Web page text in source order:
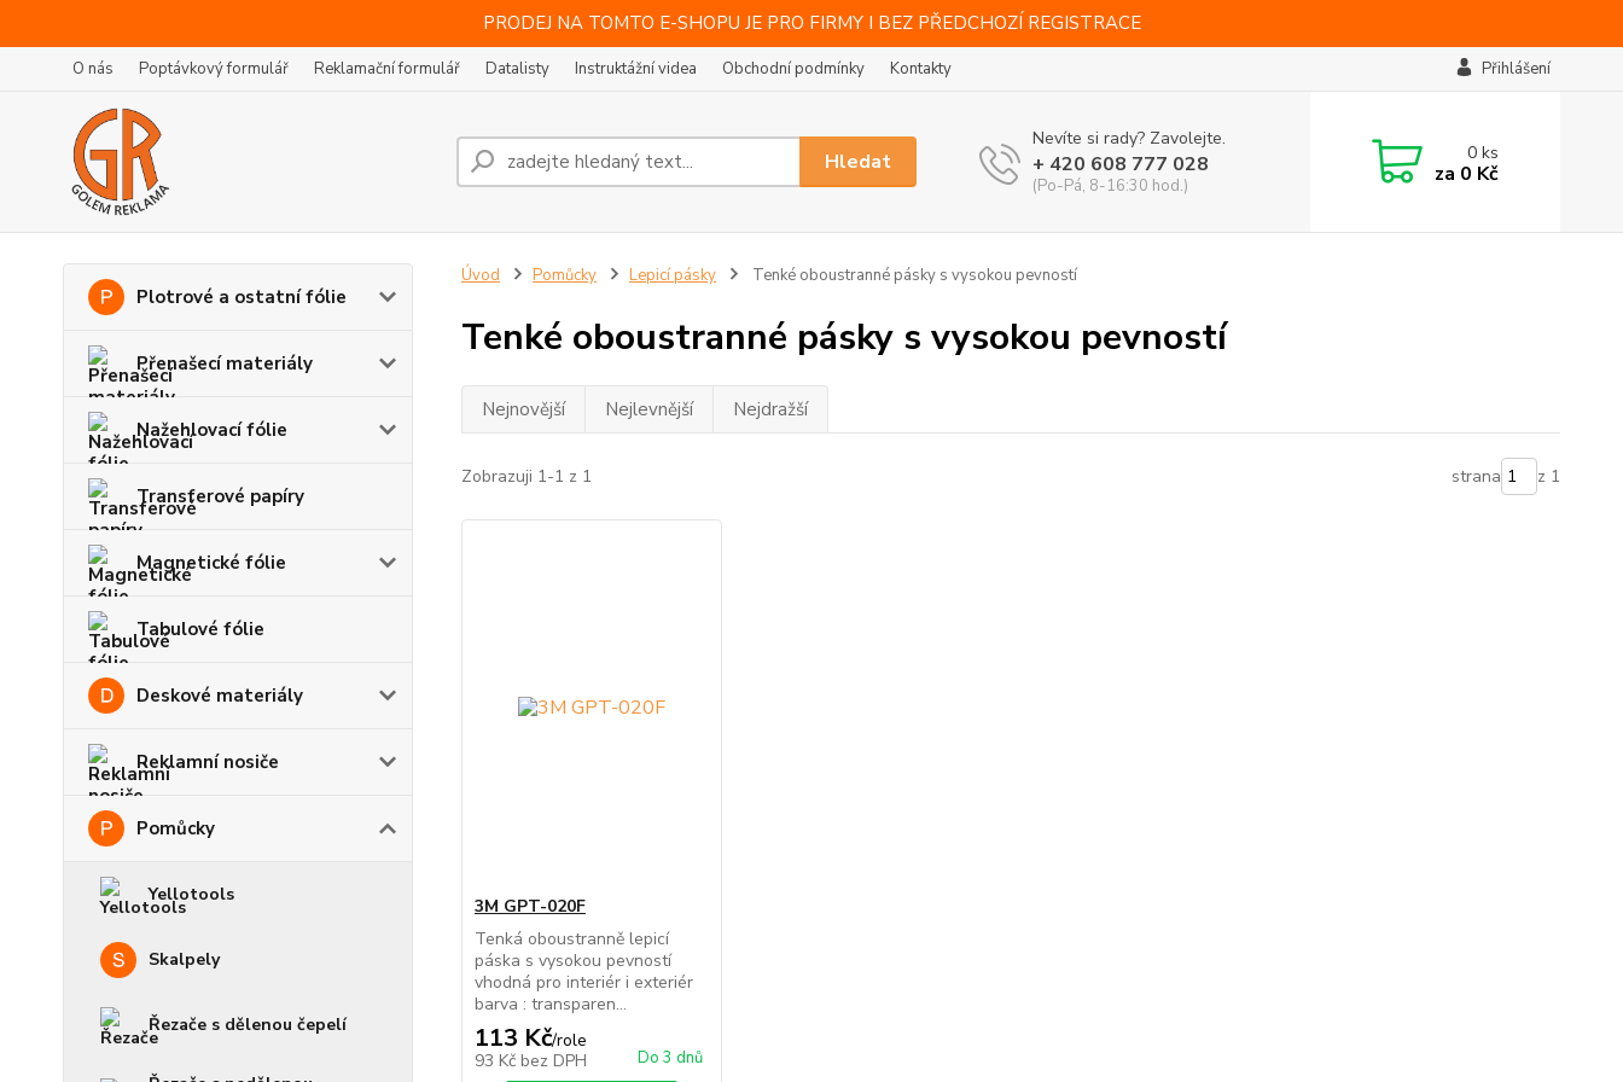
PRODEJ NA TOMTO E-SHOPU JE PRO FIRMY I BEZ PŘEDCHOZÍ REGISTRACE
O nás Poptávkový formulář Reklamační formulář Datalisty Instruktážní videa Obchodní podmínky Kontakty Přihlášení
Hledat
Nevíte si rady? Zavolejte.
+ 420 608 777 028
(Po-Pá, 8-16:30 hod.)
0ks
za 0 Kč
Plotrové a ostatní fólie
Přenašecí materiály
Nažehlovací fólie
Transferové papíry
Magnetické fólie
Tabulové fólie
Deskové materiály
Reklamní nosiče
Pomůcky
Yellotools
Skalpely
Řezače s dělenou čepelí
Úvod Pomůcky Lepicí pásky Tenké oboustranné pásky s vysokou pevností
Tenké oboustranné pásky s vysokou pevností
Nejnovější Nejlevnější Nejdražší
Zobrazuji 1-1 z 1 strana z 1
3M GPT-020F
Tenká oboustranně lepicí
páska s vysokou pevností
vhodná pro interiér i exteriér
barva : transparen...
113 Kč/role
93 Kč bez DPH Do 3 dnů